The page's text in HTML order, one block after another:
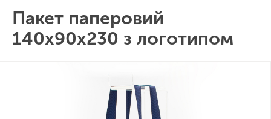
Пакет паперовий
140х90х230 з логотипом